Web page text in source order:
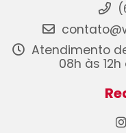
Atendimento
08h às 12h